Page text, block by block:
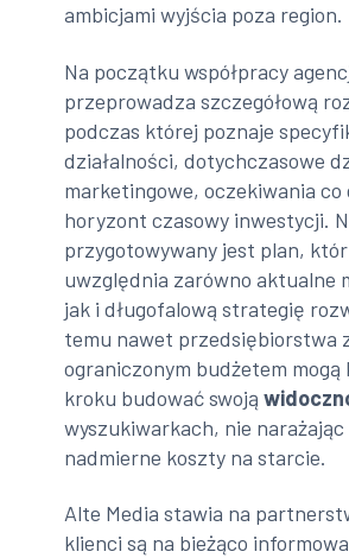
ambicjami wyjścia poza region.
Na początku współpracy
przeprowadza szczegółową
podczas której poznaje
działalności, dotychczasowe
marketingowe, oczekiwania co
horyzont czasowy inwestycji.
przygotowywany jest plan,
uwzględnia zarówno aktualne
jak i długofalową strategię
temu nawet przedsiębiorstwa
ograniczonym budżetem mogą
kroku budować swoją
wyszukiwarkach, nie narażając
nadmierne koszty na starcie.
Alte Media stawia na
klienci są na bieżąco